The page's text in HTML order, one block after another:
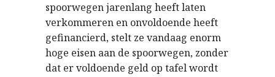
spoorwegen jarenlang heeft laten
verkommeren en onvoldoende heeft
gefinancierd, stelt ze vandaag enorm
hoge eisen aan de spoorwegen, zonder
dat er voldoende geld op tafel wordt